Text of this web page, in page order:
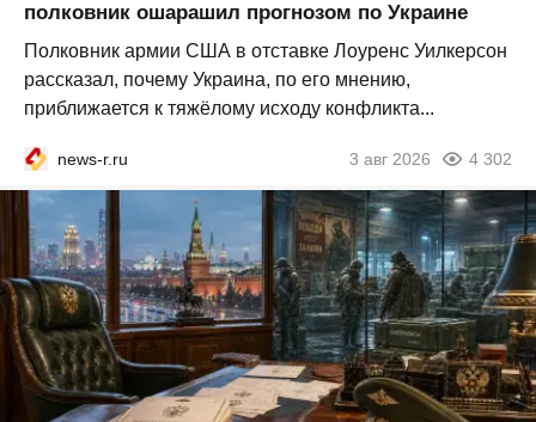
полковник ошарашил прогнозом по Украине
Полковник армии США в отставке Лоуренс Уилкерсон
рассказал, почему Украина, по его мнению,
приближается к тяжёлому исходу конфликта...
news-r.ru 3 авг 2026 4 302